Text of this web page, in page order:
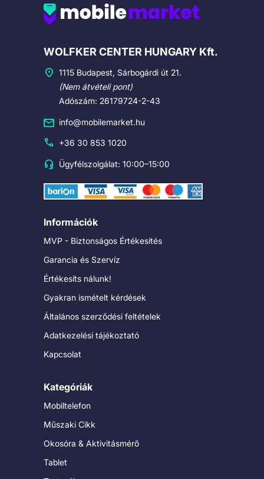
Cégadatok
WOLFKER CENTER HUNGARY Kft.
1115 Budapest, Sárbogárdi út 21.
(Nem átvételi pont)
Adószám: 26179724-2-43
info@mobilemarket.hu
+36 30 853 1020
Ügyfélszolgálat: 10:00–15:00
Információk
MVP - Biztonságos Értékesítés
Garancia és Szervíz
Értékesíts nálunk!
Gyakran ismételt kérdések
Általános szerződési feltételek
Adatkezelési tájékoztató
Kapcsolat
Kategóriák
Mobiltelefon
Műszaki Cikk
Okosóra & Aktivitásmérő
Tablet